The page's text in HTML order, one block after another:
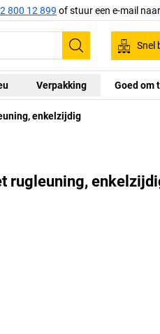
800 12 899 of stuur een e-mail naar
Zoeken
Snel
Verpakking Goed om
enkelzijdig
rugleuning,